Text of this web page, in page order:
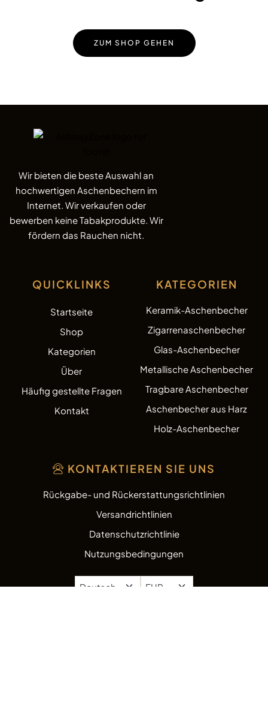
ZUM SHOP GEHEN
QUICKLINKS
Startseite
Shop
Kategorien
Über
Häufig gestellte Fragen
Kontakt
KATEGORIEN
Keramik-Aschenbecher
Zigarrenaschenbecher
Glas-Aschenbecher
Metallische Aschenbecher
Tragbare Aschenbecher
Aschenbecher aus Harz
Holz-Aschenbecher
Wir bieten die beste Auswahl an
hochwertigen Aschenbechern im
Internet. Wir verkaufen oder
bewerben keine Tabakprodukte. Wir
fördern das Rauchen nicht.
KONTAKTIEREN SIE UNS
Rückgabe- und Rückerstattungsrichtlinien
Versandrichtlinien
Datenschutzrichtlinie
Nutzungsbedingungen